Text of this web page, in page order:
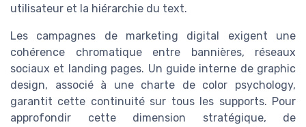
utilisateur et la hiérarchie du text.
Les campagnes de marketing digital exigent une
cohérence chromatique entre bannières, réseaux
sociaux et landing pages. Un guide interne de graphic
design, associé à une charte de color psychology,
garantit cette continuité sur tous les supports. Pour
approfondir cette dimension stratégique, de